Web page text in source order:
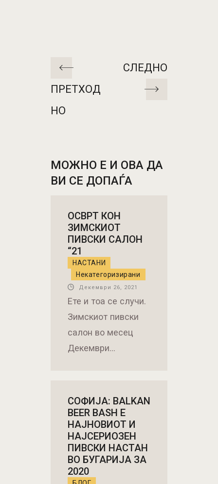
ПРЕТХОД
НО
СЛЕДНО
МОЖНО Е И ОВА ДА
ВИ СЕ ДОПАЃА
OСВРТ КОН
ЗИМСКИОТ
ПИВСКИ САЛОН
“21
НАСТАНИ
Некатегоризирани
Декември 26, 2021
Ете и тоа се случи.
Зимскиот пивски
салон во месец
Декември…
СОФИЈА: BALKAN
BEER BASH Е
НАЈНОВИОТ И
НАЈСЕРИОЗЕН
ПИВСКИ НАСТАН
ВО БУГАРИЈА ЗА
2020